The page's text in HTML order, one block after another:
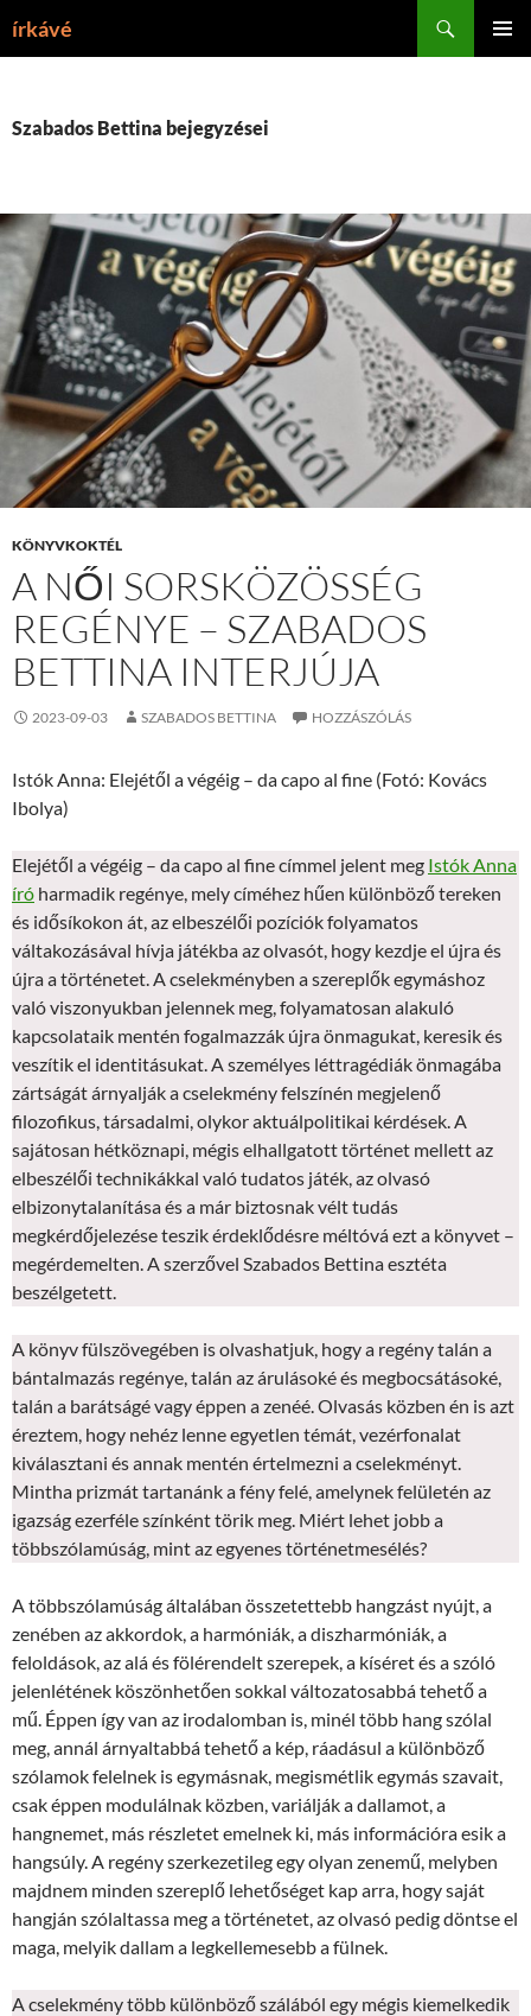
írkávé
Szabados Bettina bejegyzései
KÖNYVKOKTÉL
A NŐI SORSKÖZÖSSÉG
REGÉNYE – SZABADOS
BETTINA INTERJÚJA
2023-09-03 SZABADOS BETTINA HOZZÁSZÓLÁS
Istók Anna: Elejétől a végéig – da capo al fine (Fotó: Kovács
Ibolya)
Elejétől a végéig – da capo al fine címmel jelent meg Istók Anna
író harmadik regénye, mely címéhez hűen különböző tereken
és idősíkokon át, az elbeszélői pozíciók folyamatos
váltakozásával hívja játékba az olvasót, hogy kezdje el újra és
újra a történetet. A cselekményben a szereplők egymáshoz
való viszonyukban jelennek meg, folyamatosan alakuló
kapcsolataik mentén fogalmazzák újra önmagukat, keresik és
veszítik el identitásukat. A személyes léttragédiák önmagába
zártságát árnyalják a cselekmény felszínén megjelenő
filozofikus, társadalmi, olykor aktuálpolitikai kérdések. A
sajátosan hétköznapi, mégis elhallgatott történet mellett az
elbeszélői technikákkal való tudatos játék, az olvasó
elbizonytalanítása és a már biztosnak vélt tudás
megkérdőjelezése teszik érdeklődésre méltóvá ezt a könyvet –
megérdemelten. A szerzővel Szabados Bettina esztéta
beszélgetett.
A könyv fülszövegében is olvashatjuk, hogy a regény talán a
bántalmazás regénye, talán az árulásoké és megbocsátásoké,
talán a barátságé vagy éppen a zenéé. Olvasás közben én is azt
éreztem, hogy nehéz lenne egyetlen témát, vezérfonalat
kiválasztani és annak mentén értelmezni a cselekményt.
Mintha prizmát tartanánk a fény felé, amelynek felületén az
igazság ezerféle színként törik meg. Miért lehet jobb a
többszólamúság, mint az egyenes történetmesélés?
A többszólamúság általában összetettebb hangzást nyújt, a
zenében az akkordok, a harmóniák, a diszharmóniák, a
feloldások, az alá és fölérendelt szerepek, a kíséret és a szóló
jelenlétének köszönhetően sokkal változatosabbá tehető a
mű. Éppen így van az irodalomban is, minél több hang szólal
meg, annál árnyaltabbá tehető a kép, ráadásul a különböző
szólamok felelnek is egymásnak, megismétlik egymás szavait,
csak éppen modulálnak közben, variálják a dallamot, a
hangnemet, más részletet emelnek ki, más információra esik a
hangsúly. A regény szerkezetileg egy olyan zenemű, melyben
majdnem minden szereplő lehetőséget kap arra, hogy saját
hangján szólaltassa meg a történetet, az olvasó pedig döntse el
maga, melyik dallam a legkellemesebb a fülnek.
A cselekmény több különböző szálából egy mégis kiemelkedik